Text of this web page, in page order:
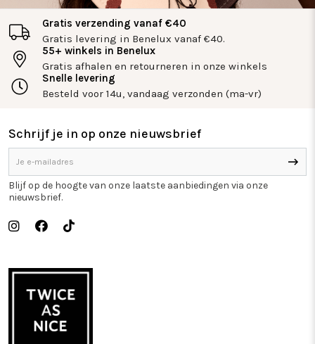
Gratis verzending vanaf €40
Gratis levering in Benelux vanaf €40.
55+ winkels in Benelux
Gratis afhalen en retourneren in onze winkels
Snelle levering
Besteld voor 14u, vandaag verzonden (ma-vr)
Schrijf je in op onze nieuwsbrief
Blijf op de hoogte van onze laatste aanbiedingen via onze
nieuwsbrief.